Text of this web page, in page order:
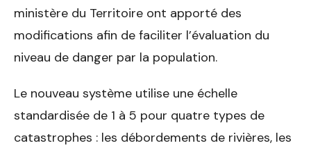
ministère du Territoire ont apporté des
modifications afin de faciliter l’évaluation du
niveau de danger par la population.
Le nouveau système utilise une échelle
standardisée de 1 à 5 pour quatre types de
catastrophes : les débordements de rivières, les